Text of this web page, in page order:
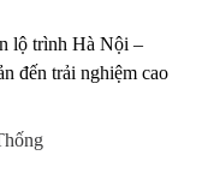
lộ trình Hà Nội –
đến trải nghiệm cao